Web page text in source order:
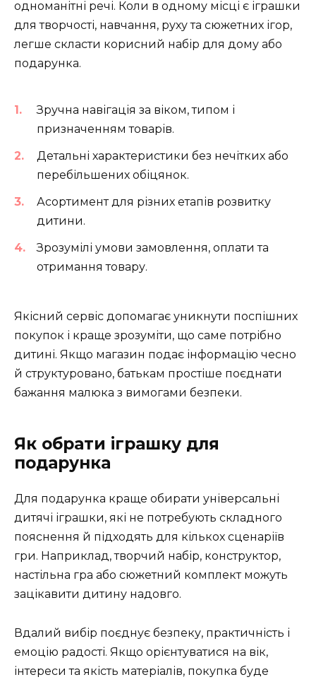
одноманітні речі. Коли в одному місці є іграшки
для творчості, навчання, руху та сюжетних ігор,
легше скласти корисний набір для дому або
подарунка.
Зручна навігація за віком, типом і
призначенням товарів.
Детальні характеристики без нечітких або
перебільшених обіцянок.
Асортимент для різних етапів розвитку
дитини.
Зрозумілі умови замовлення, оплати та
отримання товару.
Якісний сервіс допомагає уникнути поспішних
покупок і краще зрозуміти, що саме потрібно
дитині. Якщо магазин подає інформацію чесно
й структуровано, батькам простіше поєднати
бажання малюка з вимогами безпеки.
Як обрати іграшку для
подарунка
Для подарунка краще обирати універсальні
дитячі іграшки, які не потребують складного
пояснення й підходять для кількох сценаріїв
гри. Наприклад, творчий набір, конструктор,
настільна гра або сюжетний комплект можуть
зацікавити дитину надовго.
Вдалий вибір поєднує безпеку, практичність і
емоцію радості. Якщо орієнтуватися на вік,
інтереси та якість матеріалів, покупка буде